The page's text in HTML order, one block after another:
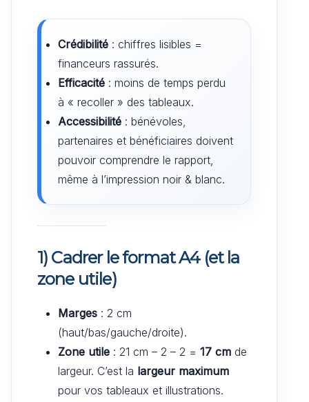
Crédibilité : chiffres lisibles =
financeurs rassurés.
Efficacité : moins de temps perdu
à « recoller » des tableaux.
Accessibilité : bénévoles,
partenaires et bénéficiaires doivent
pouvoir comprendre le rapport,
même à l’impression noir & blanc.
1) Cadrer le format A4 (et la
zone utile)
Marges : 2 cm
(haut/bas/gauche/droite).
Zone utile : 21 cm – 2 – 2 = 17 cm de
largeur. C’est la largeur maximum
pour vos tableaux et illustrations.